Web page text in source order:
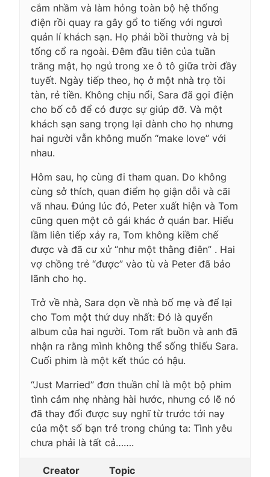
cắm nhầm và làm hỏng toàn bộ hệ thống
điện rồi quay ra gây gổ to tiếng với ngươì
quản lí khách sạn. Họ phải bồi thường và bị
tống cổ ra ngoài. Đêm đầu tiên của tuần
trăng mật, họ ngủ trong xe ô tô giữa trời đầy
tuyết. Ngày tiếp theo, họ ở một nhà trọ tồi
tàn, rẻ tiền. Không chịu nổi, Sara đã gọi điện
cho bố cô để có được sự giúp đỡ. Và một
khách sạn sang trọng lại dành cho họ nhưng
hai người vẫn không muốn “make love” với
nhau.
Hôm sau, họ cùng đi tham quan. Do không
cùng sở thích, quan điểm họ giận dỗi và cãi
vã nhau. Đúng lúc đó, Peter xuất hiện và Tom
cũng quen một cô gái khác ở quán bar. Hiểu
lầm liên tiếp xảy ra, Tom không kiềm chế
được và đã cư xử “như một thằng điên” . Hai
vợ chồng trẻ “được” vào tù và Peter đã bảo
lãnh cho họ.
Trở về nhà, Sara dọn về nhà bố mẹ và để lại
cho Tom một thứ duy nhất: Đó là quyển
album của hai người. Tom rất buồn và anh đã
nhận ra rằng mình không thể sống thiếu Sara.
Cuối phim là một kết thúc có hậu.
“Just Married” đơn thuần chỉ là một bộ phim
tình cảm nhẹ nhàng hài hước, nhưng có lẽ nó
đã thay đổi được suy nghĩ từ trước tới nay
của một số bạn trẻ trong chúng ta: Tình yêu
chưa phải là tất cả…….
Creator Topic